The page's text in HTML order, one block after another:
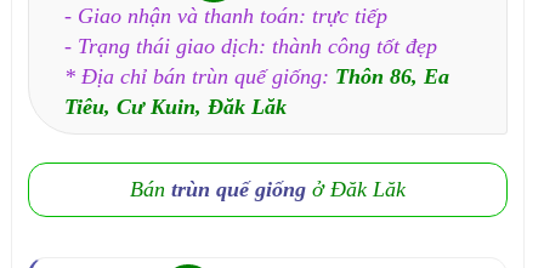
- Giao nhận và thanh toán: trực tiếp
- Trạng thái giao dịch: thành công tốt đẹp
* Địa chỉ bán trùn quế giống: Thôn 86, Ea
Tiêu, Cư Kuin, Đăk Lăk
Bántrùn quế giống ở Đăk Lăk